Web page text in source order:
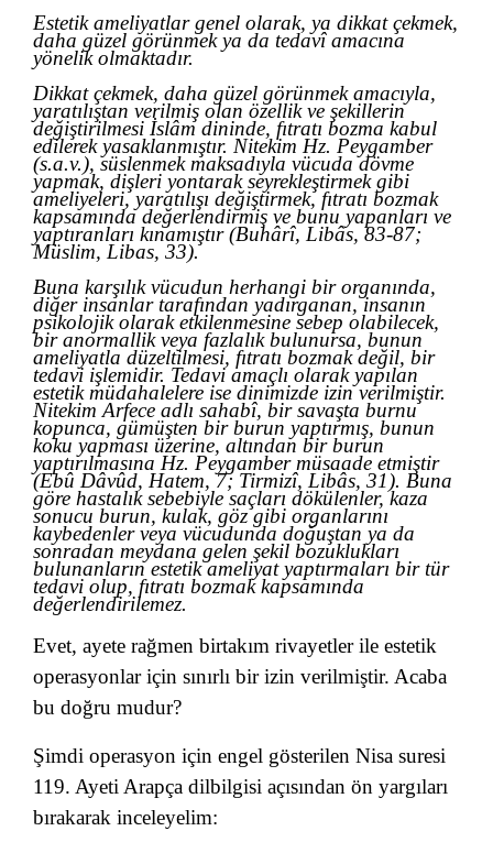
Estetik ameliyatlar genel olarak, ya dikkat çekmek,
daha güzel görünmek ya da tedavî amacına
yönelik olmaktadır.
Dikkat çekmek, daha güzel görünmek amacıyla,
yaratılıştan verilmiş olan özellik ve şekillerin
değiştirilmesi İslâm dininde, fıtratı bozma kabul
edilerek yasaklanmıştır. Nitekim Hz. Peygamber
(s.a.v.), süslenmek maksadıyla vücuda dövme
yapmak, dişleri yontarak seyrekleştirmek gibi
ameliyeleri, yaratılışı değiştirmek, fıtratı bozmak
kapsamında değerlendirmiş ve bunu yapanları ve
yaptıranları kınamıştır (Buhârî, Libâs, 83-87;
Müslim, Libas, 33).
Buna karşılık vücudun herhangi bir organında,
diğer insanlar tarafından yadırganan, insanın
psikolojik olarak etkilenmesine sebep olabilecek,
bir anormallik veya fazlalık bulunursa, bunun
ameliyatla düzeltilmesi, fıtratı bozmak değil, bir
tedavi işlemidir. Tedavi amaçlı olarak yapılan
estetik müdahalelere ise dinimizde izin verilmiştir.
Nitekim Arfece adlı sahabî, bir savaşta burnu
kopunca, gümüşten bir burun yaptırmış, bunun
koku yapması üzerine, altından bir burun
yaptırılmasına Hz. Peygamber müsaade etmiştir
(Ebû Dâvûd, Hatem, 7; Tirmizî, Libâs, 31). Buna
göre hastalık sebebiyle saçları dökülenler, kaza
sonucu burun, kulak, göz gibi organlarını
kaybedenler veya vücudunda doğuştan ya da
sonradan meydana gelen şekil bozuklukları
bulunanların estetik ameliyat yaptırmaları bir tür
tedavi olup, fıtratı bozmak kapsamında
değerlendirilemez.
Evet, ayete rağmen birtakım rivayetler ile estetik
operasyonlar için sınırlı bir izin verilmiştir. Acaba
bu doğru mudur?
Şimdi operasyon için engel gösterilen Nisa suresi
119. Ayeti Arapça dilbilgisi açısından ön yargıları
bırakarak inceleyelim: